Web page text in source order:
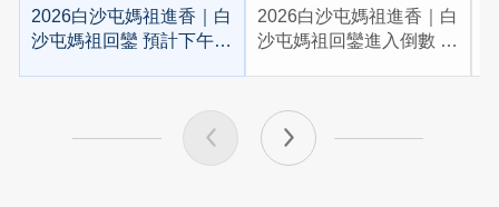
2026白沙屯媽祖進香｜白
沙屯媽祖回鑾 預計下午
2026白沙屯媽祖進香｜白
沙屯媽祖回鑾進入倒數 預